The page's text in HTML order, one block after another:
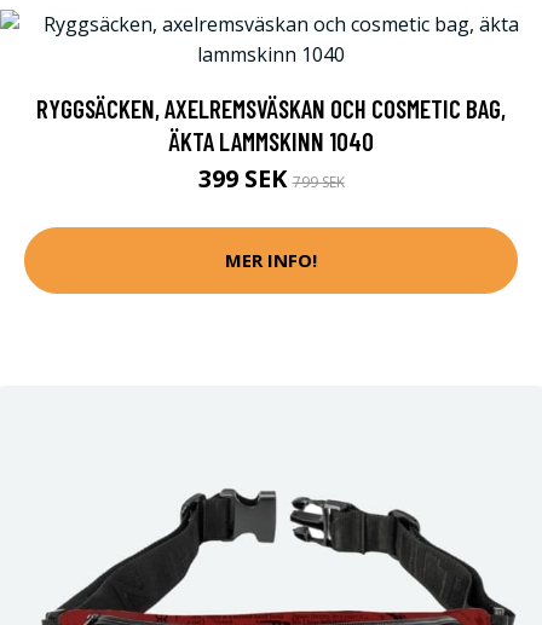
RYGGSÄCKEN, AXELREMSVÄSKAN OCH COSMETIC BAG,
ÄKTA LAMMSKINN 1040
399 SEK799 SEK
MER INFO!